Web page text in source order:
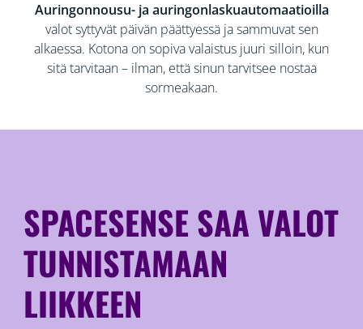
Auringonnousu- ja auringonlaskuautomaatioilla
valot syttyvät päivän päättyessä ja sammuvat sen
alkaessa. Kotona on sopiva valaistus juuri silloin, kun
sitä tarvitaan – ilman, että sinun tarvitsee nostaa
sormeakaan.
SPACESENSE SAA VALOT
TUNNISTAMAAN
LIIKKEEN